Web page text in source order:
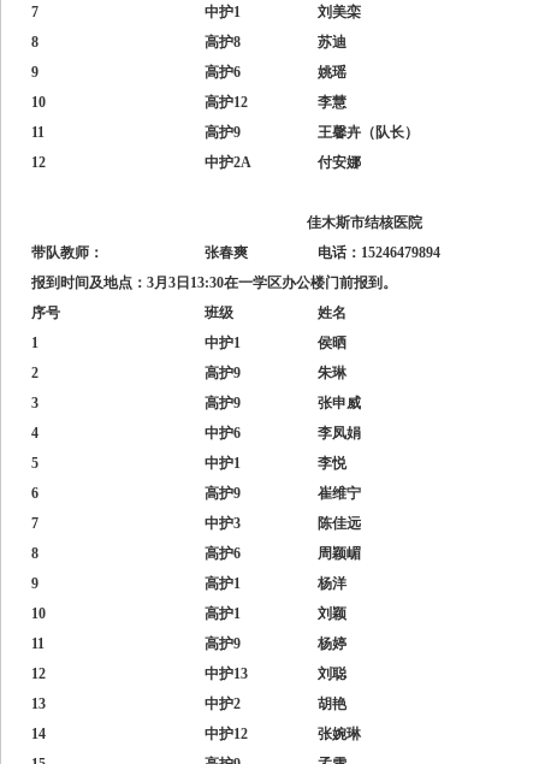
7
中护1
刘美栾
8
高护8
苏迪
9
高护6
姚瑶
10
高护12
李慧
11
高护9
王馨卉（队长）
12
中护2A 付安娜
佳木斯市结核医院
带队教师：
张春爽
电话：15246479894
报到时间及地点：3月3日13:30在一学区办公楼门前报到。
序号
班级
姓名
1
中护1
侯晒
2
高护9
朱琳
3
高护9
张申威
4
中护6
李凤娟
5
中护1
李悦
6
高护9
崔维宁
7
中护3
陈佳远
8
高护6
周颖嵋
9
高护1
杨洋
10
高护1
刘颖
11
高护9
杨婷
12
中护13
刘聪
13
中护2
胡艳
14
中护12
张婉琳